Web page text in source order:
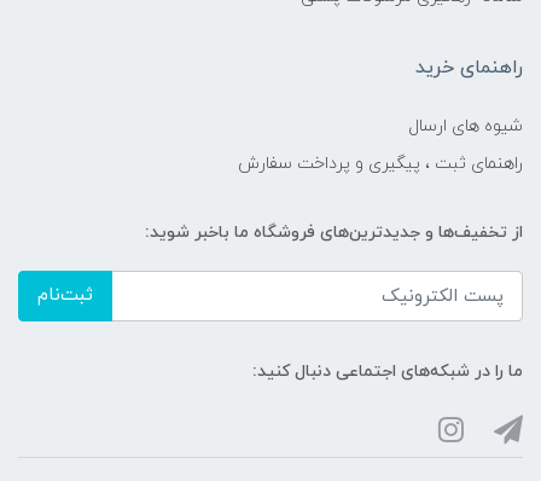
راهنمای خرید
شیوه های ارسال
راهنمای ثبت ، پیگیری و پرداخت سفارش
از تخفیف‌ها و جدیدترین‌های فروشگاه ما باخبر شوید:
ثبت‌نام
ما را در شبکه‌های اجتماعی دنبال کنید: